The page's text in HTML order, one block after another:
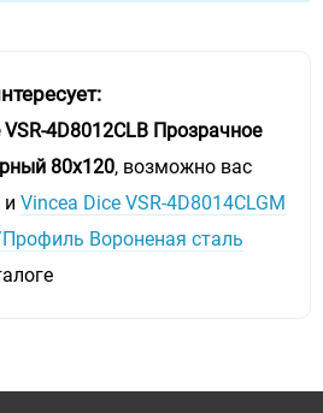
4D8012CLB Прозрачное
80х120, возможно вас
и Vincea Dice VSR-4D8014CLGM
Вороненая сталь